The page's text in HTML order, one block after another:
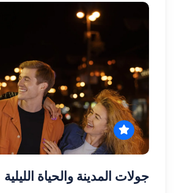
جولات المدينة والحياة الليلية